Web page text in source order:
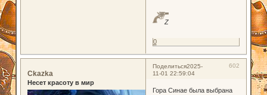
Z
0
Поделиться 602
2025-
11-01 22:59:04
Ckazka
Несет красоту в мир
Гора Синае была выбрана